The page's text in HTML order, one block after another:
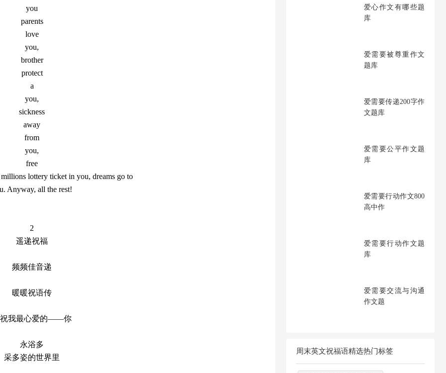
you
parents
love
you,
brother
protect
a
you,
sickness
away
from
you,
free
lottery ticket in you, dreams go to
Anyway, all the rest!
2
遥递祝福
频频佳音递
暖暖祝语传
我最心爱的——你
永浴多
采多姿的世界里
爱心作文有哪些题
库
爱需要被尊重作文
题库
爱需要传递200字作
文题库
爱需要公平作文题
库
爱需要行动作文800
高中作
爱需要行动作文题
库
爱需要交流与沟通
作文题
周末英文祝福语精选热门标签